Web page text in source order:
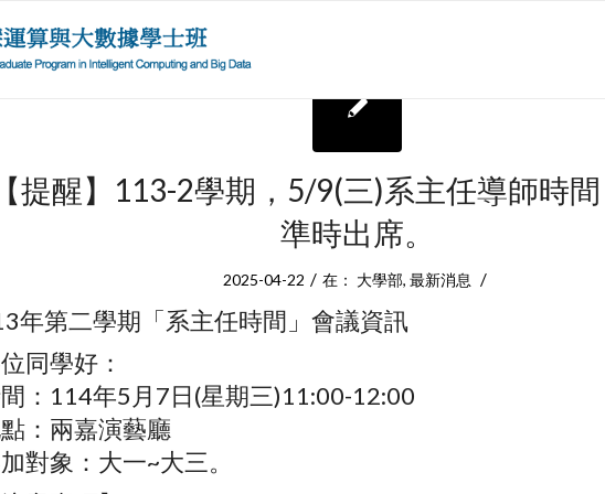
【提醒】113-2學期，5/9(三)系主任導師時
準時出席。
2025-04-22 / 在： 大學部, 最新消息 /
年第二學期「系主任時間」會議資訊
同學好：
：114年5月7日(星期三)11:00-12:00
：兩嘉演藝廳
對象：大一~大三。